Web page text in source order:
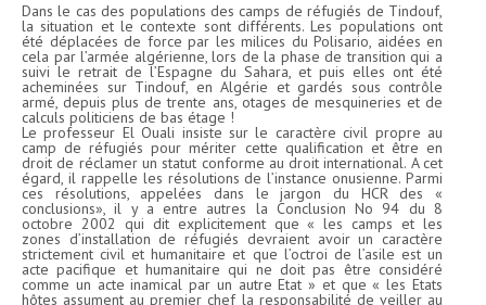
Dans le cas des populations des camps de réfugiés de Tindouf,
la situation et le contexte sont différents. Les populations ont
été déplacées de force par les milices du Polisario, aidées en
cela par l’armée algérienne, lors de la phase de transition qui a
suivi le retrait de l’Espagne du Sahara, et puis elles ont été
acheminées sur Tindouf, en Algérie et gardés sous contrôle
armé, depuis plus de trente ans, otages de mesquineries et de
calculs politiciens de bas étage !
Le professeur El Ouali insiste sur le caractère civil propre au
camp de réfugiés pour mériter cette qualification et être en
droit de réclamer un statut conforme au droit international. A cet
égard, il rappelle les résolutions de l’instance onusienne. Parmi
ces résolutions, appelées dans le jargon du HCR des «
conclusions», il y a entre autres la Conclusion No 94 du 8
octobre 2002 qui dit explicitement que « les camps et les
zones d’installation de réfugiés devraient avoir un caractère
strictement civil et humanitaire et que l’octroi de l’asile est un
acte pacifique et humanitaire qui ne doit pas être considéré
comme un acte inamical par un autre Etat » et que « les Etats
hôtes assument au premier chef la responsabilité de veiller au